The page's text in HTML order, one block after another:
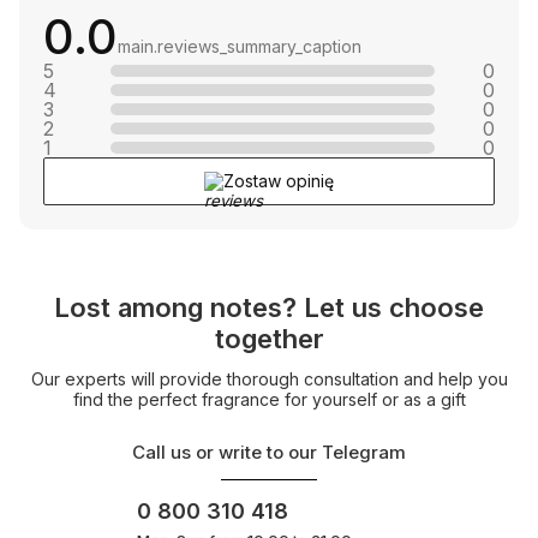
0.0main.reviews_summary_caption
5
0
4
0
3
0
2
0
1
0
Zostaw opinię
Lost among notes? Let us choose
together
Our experts will provide thorough consultation and help you
find the perfect fragrance for yourself or as a gift
Call us or write to our Telegram
0 800 310 418